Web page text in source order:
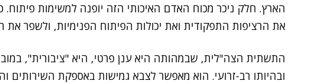
הארץ. חלק ניכר מכוח האדם האיכותי הזה יופנה למשימות פיתוח.
את הרציפות התפקודית ואת יכולות הפיתוח הפנימיות, ולשפר את
התשתית הצה"לית, שבמהותה היא ענן פרטי, היא "ציבורית",
ובהיותו רב-זרועי. הוא מאפשר לצבא גמישות באספקת השירותים